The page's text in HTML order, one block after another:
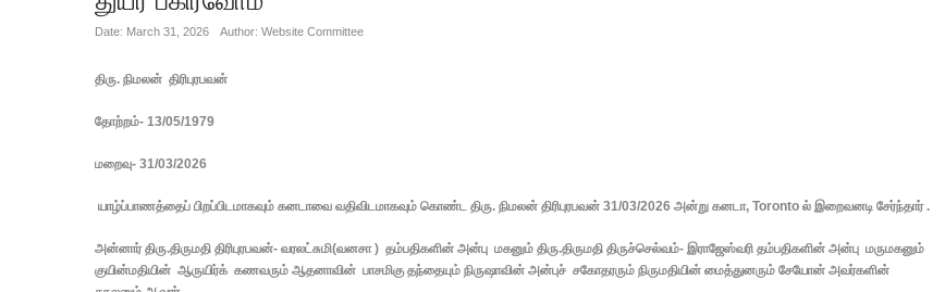
Date: March 31, 2026 Author: Website Committee
திரு. நிமலன் திரிபுரபவன்
தோற்றம்- 13/05/1979
மறைவு- 31/03/2026
யாழ்ப்பாணத்தைப் பிறப்பிடமாகவும் கனடாவை வதிவிடமாகவும் கொண்ட திரு. நிமலன் திரிபுரபவன் 31/03/2026 அன்று கனடா, Toronto ல் இறைவனடி சேர்ந்தார் .
அன்னார் திரு.திருமதி திரிபுரபவன்- வரலட்சுமி(வனசா ) தம்பதிகளின் அன்பு மகனும் திரு.திருமதி திருச்செல்வம்- இராஜேஸ்வரி தம்பதிகளின் அன்பு மருமகனும்
குயின்மதியின் ஆருயிர்க் கணவரும் ஆதனாவின் பாசமிகு தந்தையும் நிருஷாவின் அன்புச் சகோதரரும் நிருமதியின் மைத்துனரும் சேயோன் அவர்களின்